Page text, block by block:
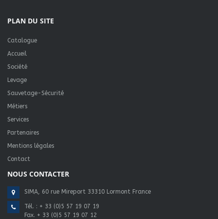
PLAN DU SITE
Catalogue
Accueil
Société
Levage
Sauvetage-Sécurité
Métiers
Services
Partenaires
Mentions légales
Contact
NOUS CONTACTER
SIMA, 60 rue Mireport 33310 Lormont France
Tél. : + 33 (0)5 57 19 07 19
Fax. + 33 (0)5 57 19 07 12